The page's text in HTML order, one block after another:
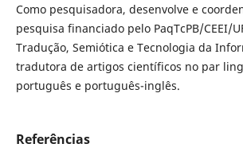
Como pesquisadora, desenvolve e
pesquisa financiado pelo PaqTcPB/CEEI/
Tradução, Semiótica e Tecnologia da
tradutora de artigos científicos no par
português e português-inglês.
Referências